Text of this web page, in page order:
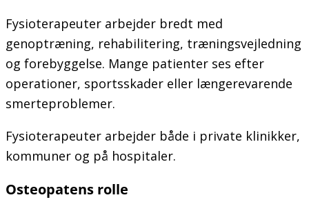
Fysioterapeuter arbejder bredt med
genoptræning, rehabilitering, træningsvejledning
og forebyggelse. Mange patienter ses efter
operationer, sportsskader eller længerevarende
smerteproblemer.
Fysioterapeuter arbejder både i private klinikker,
kommuner og på hospitaler.
Osteopatens rolle